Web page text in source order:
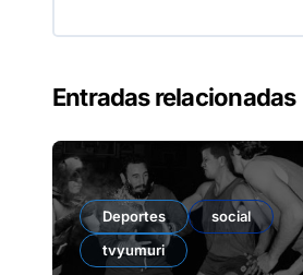
Entradas relacionadas
Deportes
social
tvyumuri